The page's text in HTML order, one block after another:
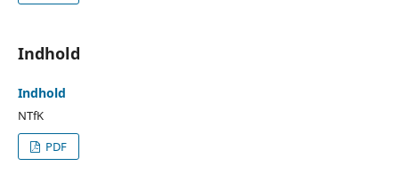
Indhold
Indhold
NTfK
PDF